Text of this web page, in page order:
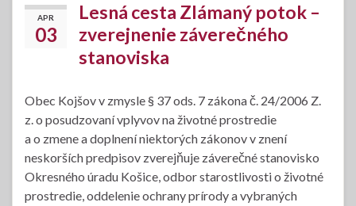
APR
03
Lesná cesta Zlámaný potok –
zverejnenie záverečného
stanoviska
Obec Kojšov v zmysle § 37 ods. 7 zákona č. 24/2006 Z.
z. o posudzovaní vplyvov na životné prostredie
a o zmene a doplnení niektorých zákonov v znení
neskorších predpisov zverejňuje záverečné stanovisko
Okresného úradu Košice, odbor starostlivosti o životné
prostredie, oddelenie ochrany prírody a vybraných